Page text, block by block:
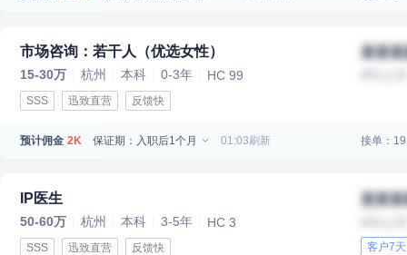
市场咨询：若干人（优选女性）
15-30万 杭州 本科 0-3年 HC 99
SSS 迅致直营 反馈快
某某
预计佣金 2K 保证期：入职后1个月 01:03刷新 接单：19
IP医生
50-60万 杭州 本科 3-5年 HC 3
SSS 迅致直营 反馈快
某某
客户7